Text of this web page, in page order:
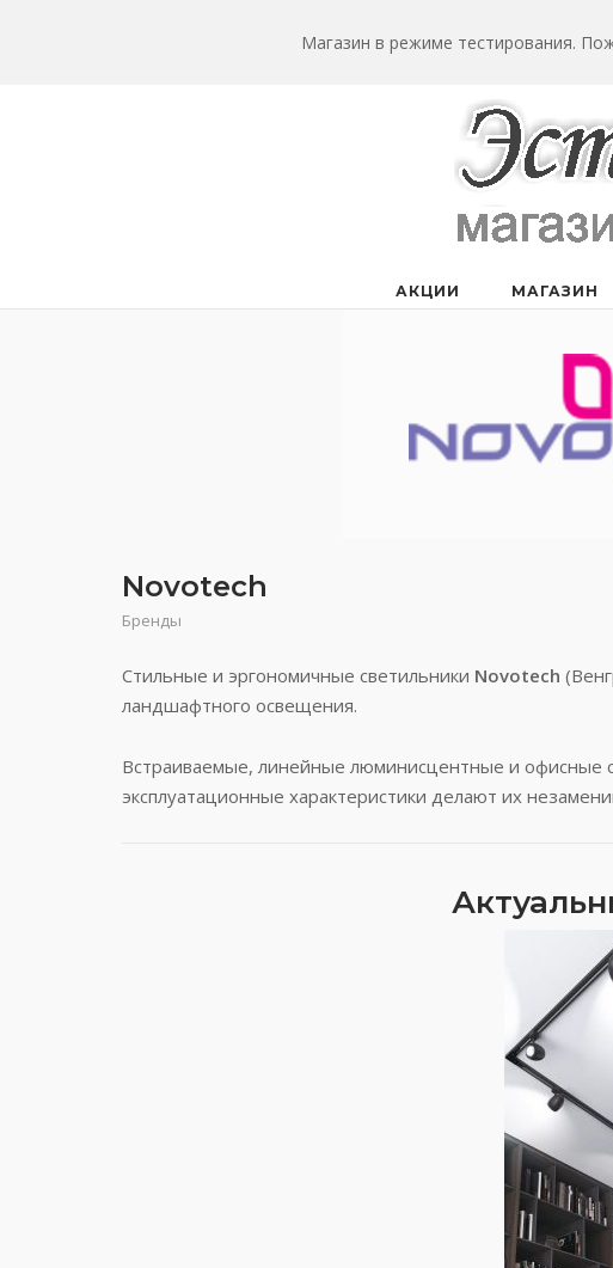
Магазин в режиме тестирования.
АКЦИИ МАГАЗИН
Novotech
Бренды
Стильные и эргономичные светильники Novotech
ландшафтного освещения.
Встраиваемые, линейные люминисцентные и офисные
эксплуатационные характеристики делают их